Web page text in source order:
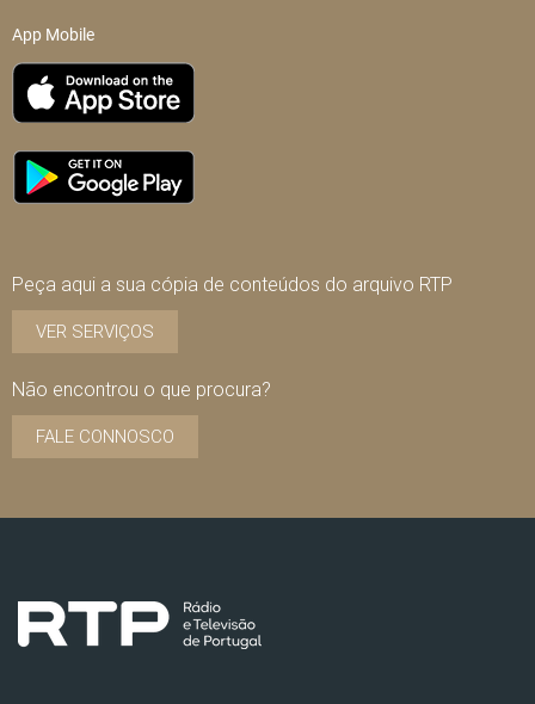
App Mobile
Peça aqui a sua cópia de conteúdos do arquivo RTP
VER SERVIÇOS
Não encontrou o que procura?
FALE CONNOSCO